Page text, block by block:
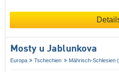
Mosty u Jablunkova
Europa Tschechien Mährisch-Schlesien